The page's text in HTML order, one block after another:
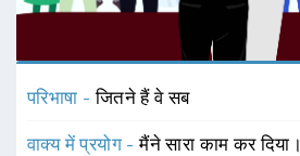
परिभाषा -जितने हैं वे सब
वाक्य में प्रयोग -मैंने सारा काम कर दिया।